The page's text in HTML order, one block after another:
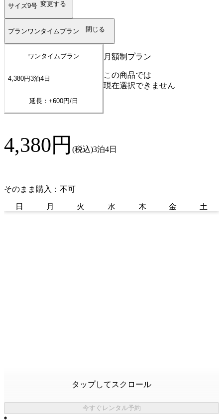
サイズ9号 変更する
プランワンタイムプラン 閉じる
ワンタイムプラン
4,380円3泊4 日
延長：+600円/日
月額制プラン
この商品では
現在選択できません
4,380円 (税込)3泊4日
そのまま購入：不可
日 月 火 水 木 金 土
タップしてスクロール
今すぐレンタル予約